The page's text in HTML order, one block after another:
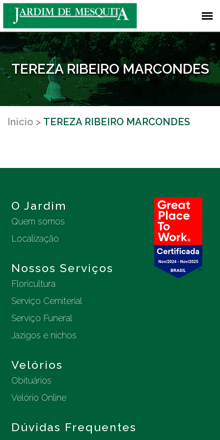
TEREZA RIBEIRO MARCONDES
Inicio TEREZA RIBEIRO MARCONDES
O Jardim
Quem somos
Localização
Nossos Serviços
Floricultura
Serviço Cemiterial
Serviço Funeral
Jazigos e nichos
Velórios
Obituários
Velório Online
Dúvidas Frequentes